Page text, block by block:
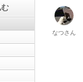
なつさん